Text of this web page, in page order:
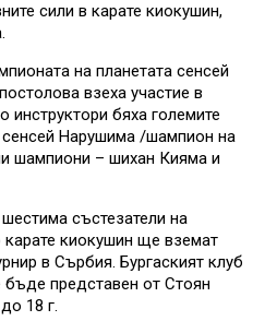
сили в карате киокушин,
на планетата сенсей
взеха участие в
инструктори бяха големите
Нарушима /шампион на
шампиони – шихан Кияма и
състезатели на
киокушин ще вземат
в Сърбия. Бургаският клуб
представен от Стоян
18 г.